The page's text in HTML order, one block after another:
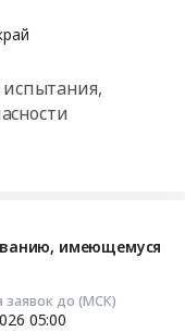
испытания,
имеющемуся
заявок до (МСК)
05:00